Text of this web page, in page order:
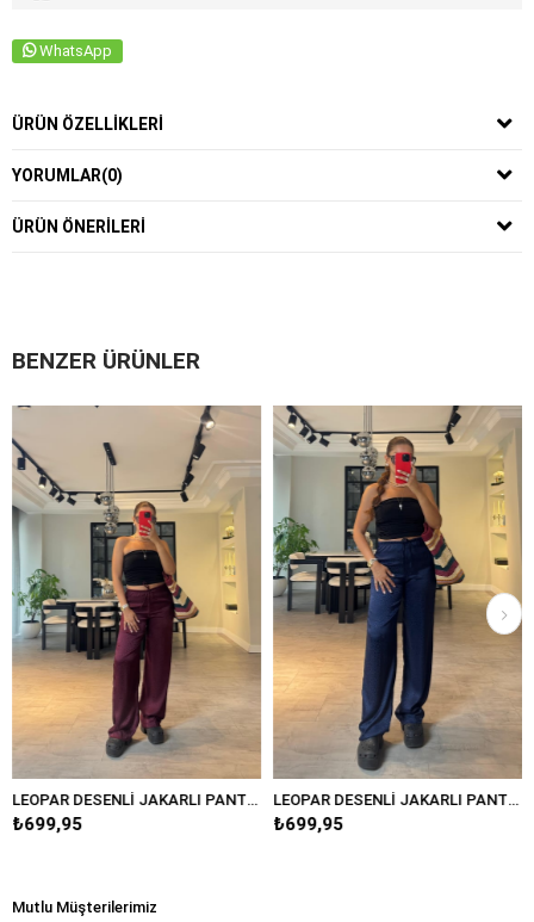
WhatsApp
ÜRÜN ÖZELLIKLERI
YORUMLAR(0)
ÜRÜN ÖNERILERI
BENZER ÜRÜNLER
LEOPAR DESENLİ JAKARLI PANTOLON/3636 LEOPAR DESENLİ JAKARLI PANTOLON/3636
Mutlu Müşterilerimiz